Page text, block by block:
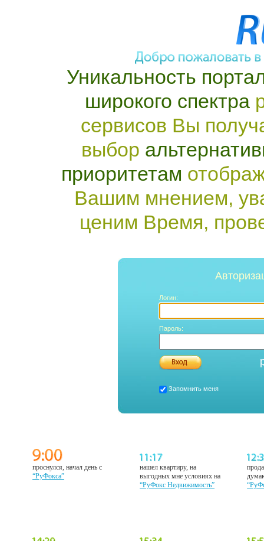
Уникальность
широкого спектра
сервисов Вы
выбор
приоритетам
Вашим мнением,
ценим Время,
Логин:
Пароль:
Запомнить меня
проснулся, начал день с
“РуФокса”
нашел квартиру, на
выгодных мне условиях на
“РуФокс Недвижимость”